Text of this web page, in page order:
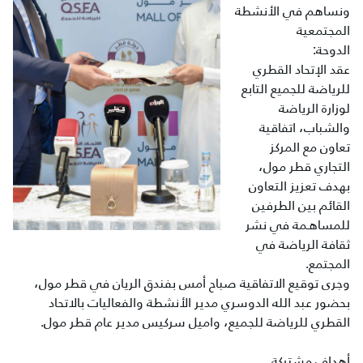
ونساهم في الأنشطة
المجتمعية
الدوحة:
عقد الإتحاد القطري
للرياضة للجميع التابع
لوزارة الرياضة
والشباب، اتفاقية
تعاون مع المركز
التجاري قطر مول،
بهدف تعزيز التعاون
القائم بين الطرفين
للمساهـمة في نشر
ثقافة الرياضة في
المجتمع.
وجرى توقيع الاتفاقية صباح أمس بفندق الريان في قطر مول،
بحضور عبد الله الدوسري مدير الأنشطة والفعاليات بالاتحاد
القطري للرياضة للجميع، واميل سركيس مدير عام قطر مول.